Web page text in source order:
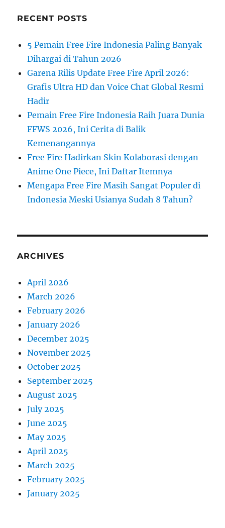
RECENT POSTS
5 Pemain Free Fire Indonesia Paling Banyak
Dihargai di Tahun 2026
Garena Rilis Update Free Fire April 2026:
Grafis Ultra HD dan Voice Chat Global Resmi
Hadir
Pemain Free Fire Indonesia Raih Juara Dunia
FFWS 2026, Ini Cerita di Balik
Kemenangannya
Free Fire Hadirkan Skin Kolaborasi dengan
Anime One Piece, Ini Daftar Itemnya
Mengapa Free Fire Masih Sangat Populer di
Indonesia Meski Usianya Sudah 8 Tahun?
ARCHIVES
April 2026
March 2026
February 2026
January 2026
December 2025
November 2025
October 2025
September 2025
August 2025
July 2025
June 2025
May 2025
April 2025
March 2025
February 2025
January 2025